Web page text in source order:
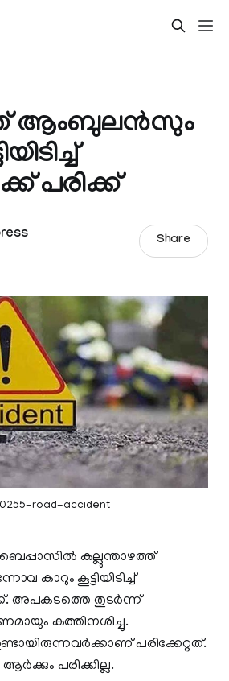
ആംബുലന്‍സും
പരിക്ക്
Share
road-accident
കല്ലുന്താഴത്ത്
കാറും കൂട്ടിയിടിച്ച്
അപകടത്തെ തുടര്‍ന്ന്
കത്തിനശിച്ചു.
പരിക്കേറ്റത്.
പരിക്കില്ല.